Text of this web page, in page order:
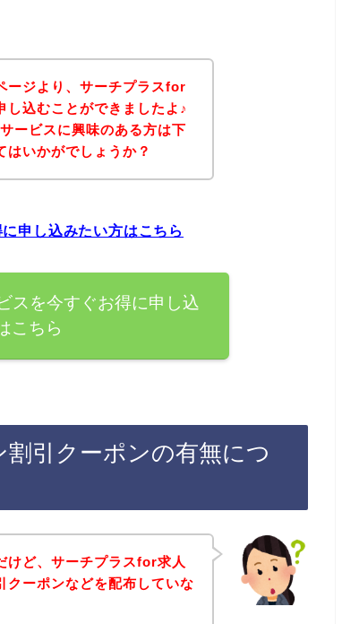
ージより、サーチプラスfor
し込むことができましたよ♪
ービスに興味のある方は下
はいかがでしょうか？
申し込みたい方はこちら
スを今すぐお得に申し込
こちら
引クーポンの有無につ
けど、サーチプラスfor求人
クーポンなどを配布していな